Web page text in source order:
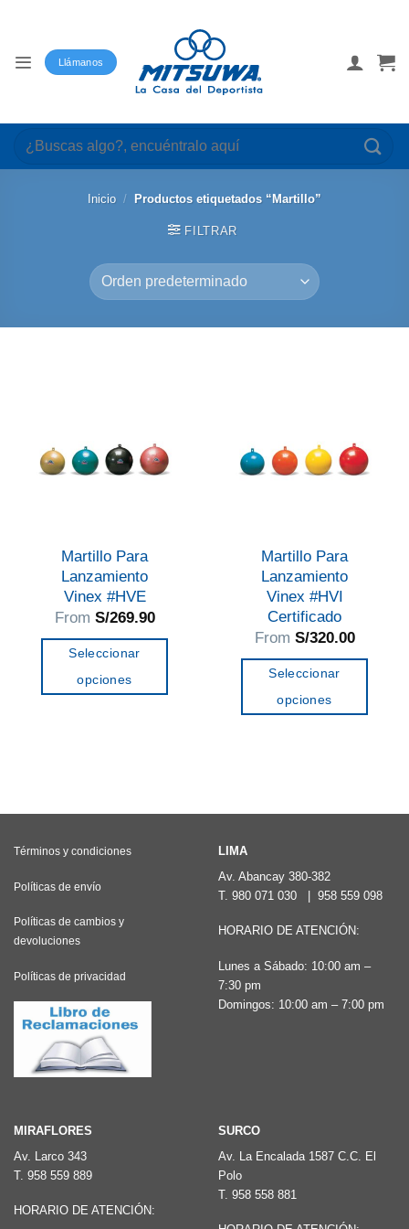
Llámanos
Buscar
por:
Inicio / Productos etiquetados “Martillo”
FILTRAR
Martillo Para
Lanzamiento
Vinex #HVE
From S/269.90
Seleccionar
opciones
opciones
elegir
la
página
de
producto
Martillo Para
Lanzamiento
Vinex #HVI
Certificado
From S/320.00
Seleccionar
opciones
opciones
se
pueden
en
la
Términos y condiciones
Políticas de envío
Políticas de cambios y
devoluciones
Políticas de privacidad
LIMA
Av. Abancay 380-382
T. 980 071 030 958 559 098
HORARIO DE ATENCIÓN:
Lunes a Sábado: 10:00 am –
7:30 pm
Domingos: 10:00 am – 7:00 pm
MIRAFLORES
Av. Larco 343
T. 958 559 889
HORARIO DE ATENCIÓN:
SURCO
Av. La Encalada 1587 C.C. El
Polo
T. 958 558 881